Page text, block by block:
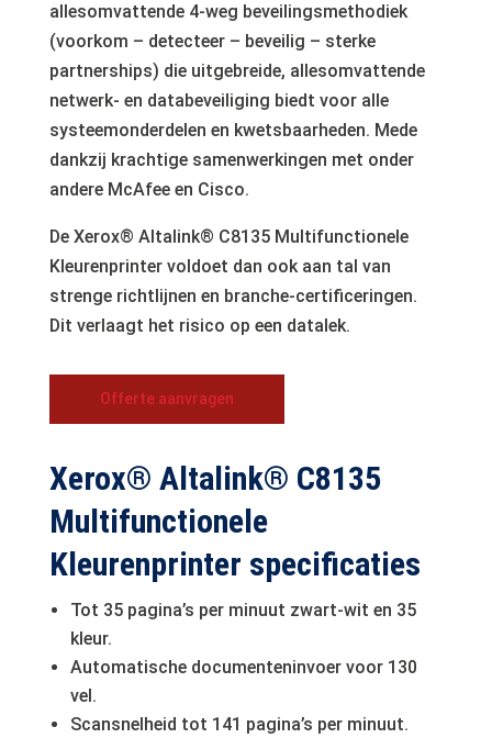
allesomvattende 4-weg beveilingsmethodiek
(voorkom – detecteer – beveilig – sterke
partnerships) die uitgebreide, allesomvattende
netwerk- en databeveiliging biedt voor alle
systeemonderdelen en kwetsbaarheden. Mede
dankzij krachtige samenwerkingen met onder
andere McAfee en Cisco.
De Xerox® Altalink® C8135 Multifunctionele
Kleurenprinter voldoet dan ook aan tal van
strenge richtlijnen en branche-certificeringen.
Dit verlaagt het risico op een datalek.
Offerte aanvragen
Xerox® Altalink® C8135
Multifunctionele
Kleurenprinter specificaties
Tot 35 pagina’s per minuut zwart-wit en 35
kleur.
Automatische documenteninvoer voor 130
vel.
Scansnelheid tot 141 pagina’s per minuut.